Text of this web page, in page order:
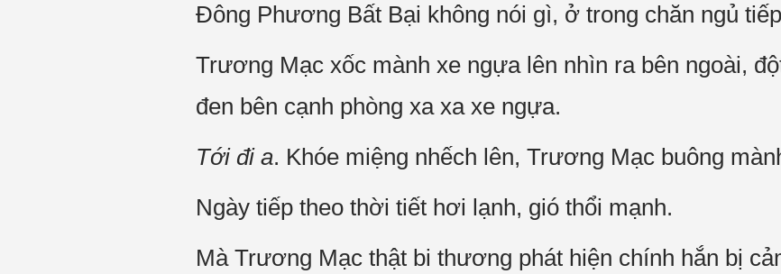
Đông Phương Bất Bại không nói gì, ở trong chăn ngủ
Trương Mạc xốc mành xe ngựa lên nhìn ra bên ngoài,
đen bên cạnh phòng xa xa xe ngựa.
Tới đi a. Khóe miệng nhếch lên, Trương Mạc buông
Ngày tiếp theo thời tiết hơi lạnh, gió thổi mạnh.
Mà Trương Mạc thật bi thương phát hiện chính hắn bị